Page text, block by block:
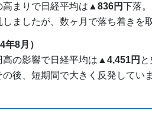
まりで日経平均は ▲836円下落。
ましたが、数ヶ月で落ち着きを
8月）
の影響で日経平均は ▲4,451円
後、短期間で大きく反発していま